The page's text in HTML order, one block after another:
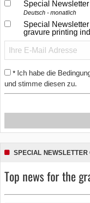
Special
Deutsch - monatlich
Special
gravure printing
* Ich habe die
und stimme diesen zu.
SPECIAL NEWSLETTER
Top news for the